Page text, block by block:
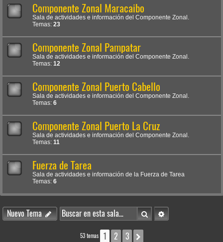
Componente Zonal Maracaibo
Sala de actividades e información del Componente Zonal.
Temas: 23
Componente Zonal Pampatar
Sala de actividades e información del Componente Zonal.
Temas: 12
Componente Zonal Puerto Cabello
Sala de actividades e información del Componente Zonal.
Temas: 6
Componente Zonal Puerto La Cruz
Sala de actividades e información del Componente Zonal.
Temas: 11
Fuerza de Tarea
Sala de actividades e información de la Fuerza de Tarea
Temas: 6
Nuevo Tema BuscarBúsqueda avanzada
53 temas 1 2 3